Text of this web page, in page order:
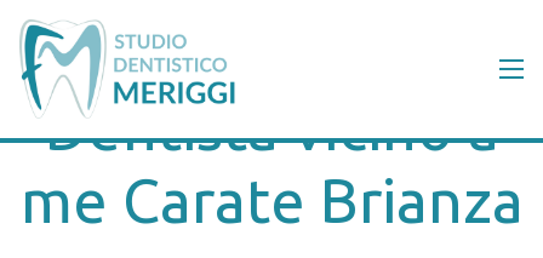
Dentista vicino a
me Carate Brianza